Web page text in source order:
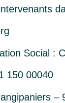
Social :
150 00040
–